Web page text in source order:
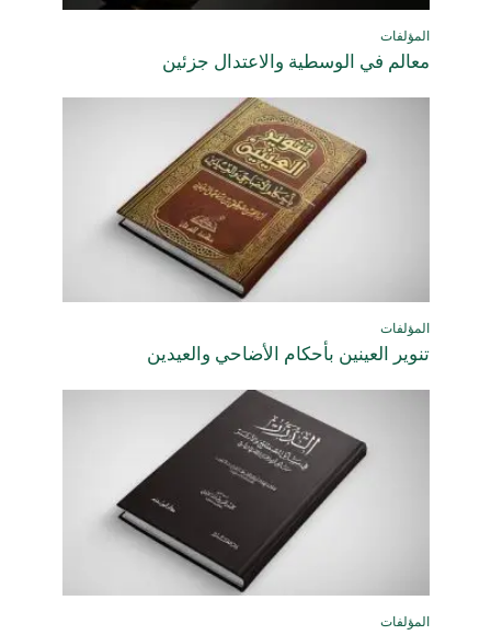
المؤلفات
معالم في الوسطية والاعتدال جزئين
المؤلفات
تنوير العينين بأحكام الأضاحي والعيدين
المؤلفات